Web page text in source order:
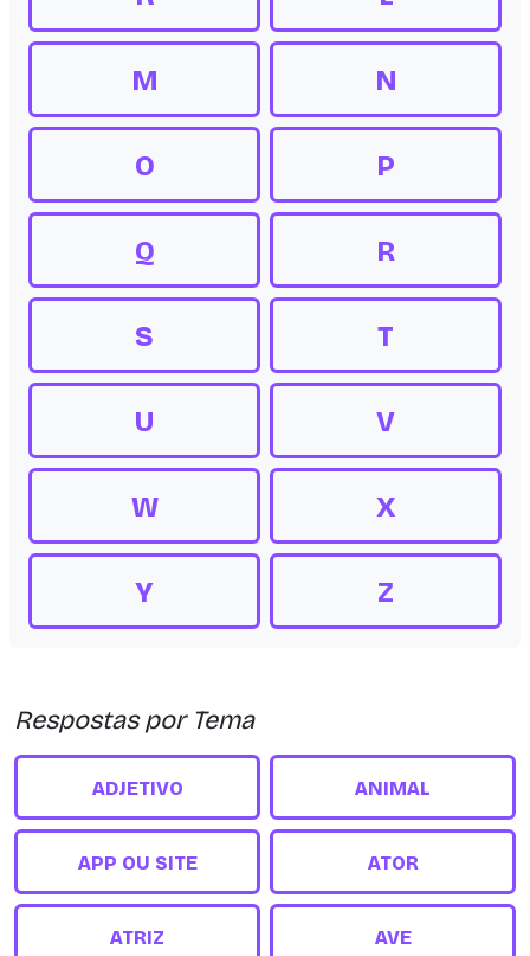
M N
O P
Q R
S T
U V
W X
Y Z
Respostas por Tema
ADJETIVO ANIMAL
APP OU SITE ATOR
ATRIZ AVE